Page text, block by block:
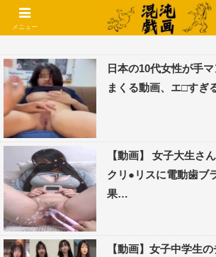
コメントでコテハン使えるようになり
日本の10代女性が手
まくる動画、エ□すぎ
【動画】 女子大生さ
クリ●リスに電動歯ブ
果…
【動画】女子中学生
メニュー